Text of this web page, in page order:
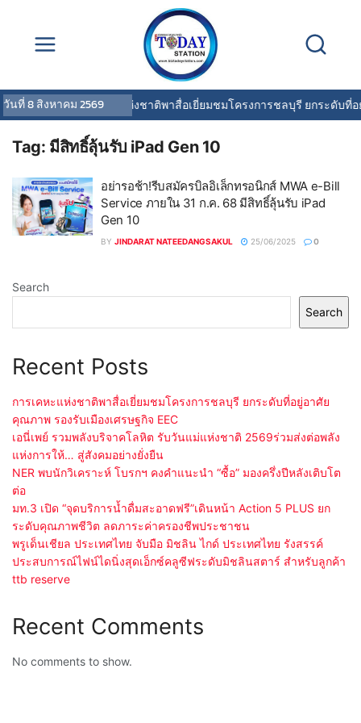
วันที่8 สิงหาคม 2569การเคหะแห่งชาติพาสื่อเยี่ยมชมโครงการชลบุรี ยกระดับที่อ
Tag: มีสิทธิ์ลุ้นรับ iPad Gen 10
อย่ารอช้า!รีบสมัครบิลอิเล็กทรอนิกส์ MWA e-Bill
Service ภายใน 31 ก.ค. 68 มีสิทธิ์ลุ้นรับ iPad
Gen 10
BY JINDARAT NATEEDANGSAKUL 25/06/2025 0
Search
Search
Recent Posts
การเคหะแห่งชาติพาสื่อเยี่ยมชมโครงการชลบุรี ยกระดับที่อยู่อาศัย
คุณภาพ รองรับเมืองเศรษฐกิจ EEC
เอนี่เพย์ รวมพลังบริจาคโลหิต รับวันแม่แห่งชาติ 2569ร่วมส่งต่อพลัง
แห่งการให้… สู่สังคมอย่างยั่งยืน
NER พบนักวิเคราะห์ โบรกฯ คงคำแนะนำ “ซื้อ” มองครึ่งปีหลังเติบโต
ต่อ
มท.3 เปิด “จุดบริการน้ำดื่มสะอาดฟรี”เดินหน้า Action 5 PLUS ยก
ระดับคุณภาพชีวิต ลดภาระค่าครองชีพประชาชน
พรูเด็นเชียล ประเทศไทย จับมือ มิชลิน ไกด์ ประเทศไทย รังสรรค์
ประสบการณ์ไฟน์ไดนิ่งสุดเอ็กซ์คลูซีฟระดับมิชลินสตาร์ สำหรับลูกค้า
ttb reserve
Recent Comments
No comments to show.